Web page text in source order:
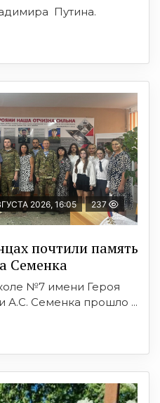
Путина.
2026, 16:05 237
почтили память
Семенка
№7 имени Героя
А.С. Семенка прошло ...